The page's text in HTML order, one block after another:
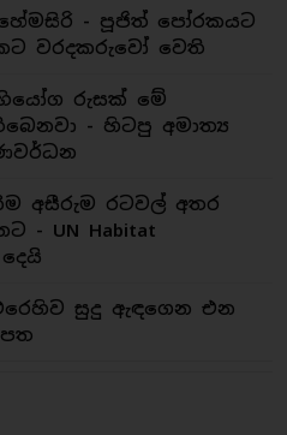
හේමසිරි - පූජිත් පෝරකයට
වරදකරුවෝ වෙති
රුසක් මේ
- හිටපු අමාත්‍ය
අසීරුම රටවල් අතර
- UN Habitat
සුදු ඇඳගෙන එන